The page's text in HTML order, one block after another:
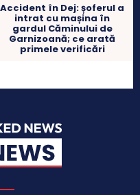
Accident în Dej: șoferul a
intrat cu mașina în
gardul Căminului de
Garnizoană; ce arată
primele verificări